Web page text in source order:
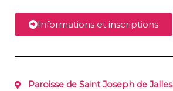
Informations et inscriptions
Paroisse de Saint Joseph de Jalles